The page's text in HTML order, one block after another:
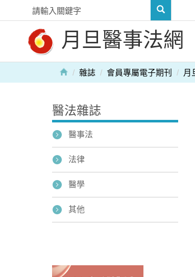
月旦醫事法網
雜誌 會員專屬電子期刊 月
醫法雜誌
醫事法
法律
醫學
其他